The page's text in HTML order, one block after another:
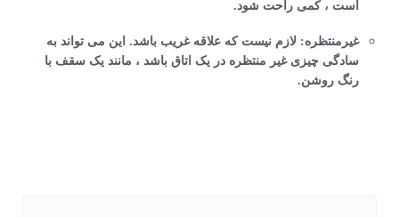
است ، کمی راحت شود.
غیرمنتظره: لازم نیست که علاقه غریب باشد. این می تواند به
سادگی چیزی غیر منتظره در یک اتاق باشد ، مانند یک سقف با
رنگ روشن.